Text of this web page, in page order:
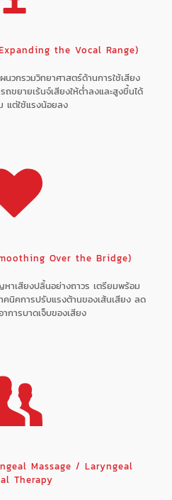
the Vocal Range)
วกรวมวิทยาศาสตร์ด้านการใช้เสียง
ขยายเร้นจ์เสียงให้ต่ำลงและสูงขึ้นได้
แต่ใช้แรงน้อยลง
Over the Bridge)
าเสียงปลิ้นอย่างถาวร เตรียมพร้อม
นิคการปรับแรงต้านของเส้นเสียง ลด
การบาดเจ็บของเสียง
Massage / Laryngeal
Therapy